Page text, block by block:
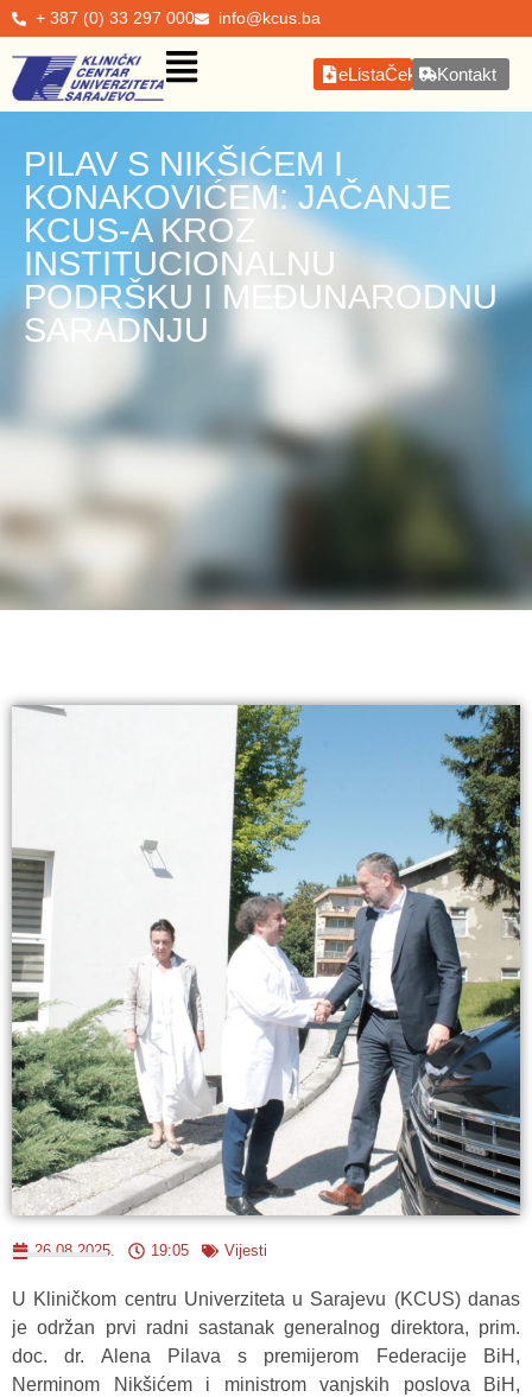
+ 387 (0) 33 297 000 info@kcus.ba
eListaČekanjaKontakt
PILAV S NIKŠIĆEM I
KONAKOVIĆEM: JAČANJE
KCUS-A KROZ
INSTITUCIONALNU
PODRŠKU I MEĐUNARODNU
SARADNJU
26.08.2025. 19:05 Vijesti
U Kliničkom centru Univerziteta u Sarajevu (KCUS) danas
je održan prvi radni sastanak generalnog direktora, prim.
doc. dr. Alena Pilava s premijerom Federacije BiH,
Nerminom Nikšićem i ministrom vanjskih poslova BiH,